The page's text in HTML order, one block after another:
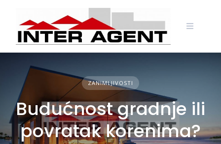
content
ZANIMLJIVOSTI
Budućnost gradnje ili
povratak korenima?